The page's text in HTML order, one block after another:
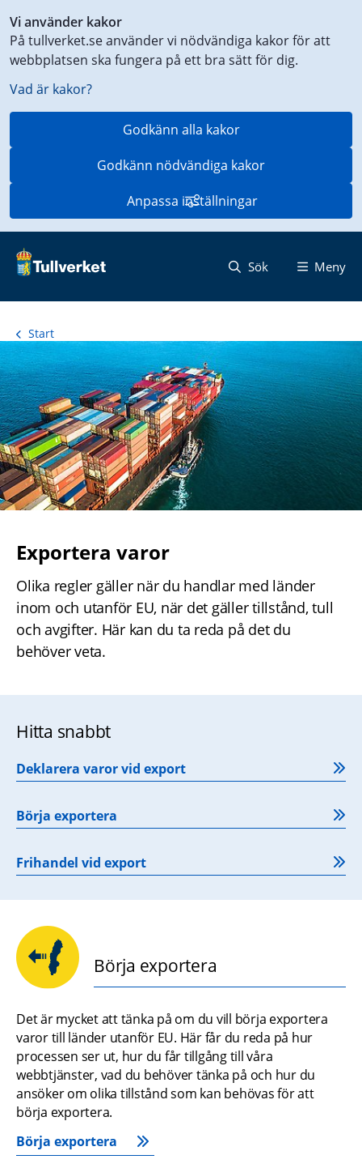
Vi använder kakor
På tullverket.se använder vi nödvändiga kakor för att
webbplatsen ska fungera på ett bra sätt för dig.
Vad är kakor?
Godkänn alla kakor
Godkänn nödvändiga kakor
Anpassa inställningar
till
innehåll
på
aktuell
Sök Meny
Start
Exportera varor
Olika regler gäller när du handlar med länder
inom och utanför EU, när det gäller tillstånd, tull
och avgifter. Här kan du ta reda på det du
behöver veta.
Hitta snabbt
Deklarera varor vid export
Börja exportera
Frihandel vid export
Börja exportera
Det är mycket att tänka på om du vill börja exportera
varor till länder utanför EU. Här får du reda på hur
processen ser ut, hur du får tillgång till våra
webbtjänster, vad du behöver tänka på och hur du
ansöker om olika tillstånd som kan behövas för att
börja exportera.
Börja exportera